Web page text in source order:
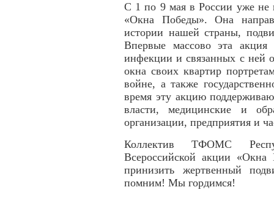
С 1 по 9 мая в России уже не
«Окна Победы». Она
истории нашей страны,
Впервые массово эта
инфекции и связанных с ней
окна своих квартир
войне, а также
время эту акцию
власти, медицинские и
организации, предприятия и
Коллектив ТФОМС
Всероссийской акции
принизить жертвенный
помним! Мы гордимся!